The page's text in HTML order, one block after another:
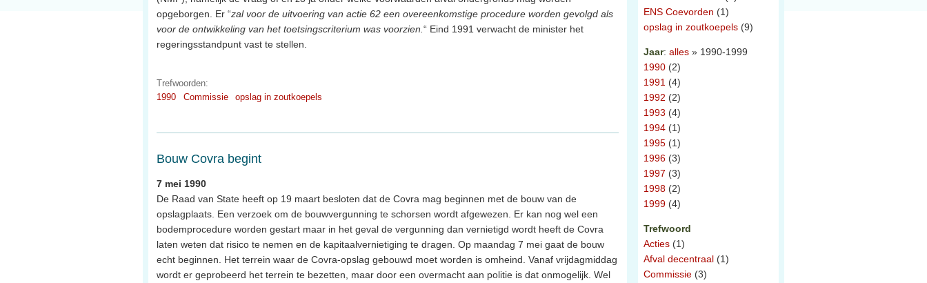
opgeborgen. Er “zal voor de uitvoering van actie 62 een overeenkomstige procedure worden gevolgd als
voor de ontwikkeling van het toetsingscriterium was voorzien. “ Eind 1991 verwacht de minister het
regeringsstandpunt vast te stellen.
Trefwoorden:
1990
Commissie opslag in zoutkoepels
Bouw Covra begint
7 mei 1990
De Raad van State heeft op 19 maart besloten dat de Covra mag beginnen met de bouw van de
opslagplaats. Een verzoek om de bouwvergunning te schorsen wordt afgewezen. Er kan nog wel een
bodemprocedure worden gestart maar in het geval de vergunning dan vernietigd wordt heeft de Covra
laten weten dat risico te nemen en de kapitaalvernietiging te dragen. Op maandag 7 mei gaat de bouw
echt beginnen. Het terrein waar de Covra-opslag gebouwd moet worden is omheind. Vanaf vrijdagmiddag
wordt er geprobeerd het terrein te bezetten, maar door een overmacht aan politie is dat onmogelijk. Wel
ENS Coevorden (1)
opslag in zoutkoepels (9)
Jaar: alles » 1990-1999
1990 (2)
1991 (4)
1992 (2)
1993 (4)
1994 (1)
1995 (1)
1996 (3)
1997 (3)
1998 (2)
1999 (4)
Trefwoord
Acties (1)
Afval decentraal (1)
Commissie (3)